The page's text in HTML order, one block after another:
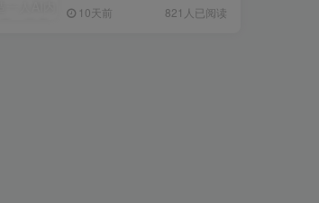
流程实战
10天前 821人已阅读